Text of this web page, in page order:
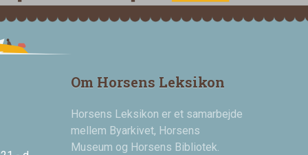
Om Horsens Leksikon
Horsens Leksikon er et samarbejde
mellem Byarkivet, Horsens
Museum og Horsens Bibliotek.